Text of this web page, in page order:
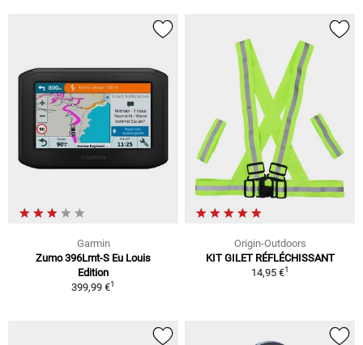
Garmin
Zumo 396Lmt-S Eu Louis
Edition
399,99 €1
Origin-Outdoors
KIT GILET RÉFLÉCHISSANT
14,95 €1